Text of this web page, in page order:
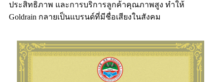
ประสิทธิภาพ และการบริการลูกค้าคุณภาพสูง ทำให้
Goldrain กลายเป็นแบรนด์ที่มีชื่อเสียงในสังคม